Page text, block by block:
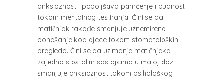
anksioznost i poboljšava pamćenje i budnost
tokom mentalnog testiranja. Čini se da
matičnjak takođe smanjuje uznemireno
ponašanje kod djece tokom stomatoloških
pregleda. Čini se da uzimanje matičnjaka
zajedno s ostalim sastojcima u maloj dozi
smanjuje anksioznost tokom psihološkog